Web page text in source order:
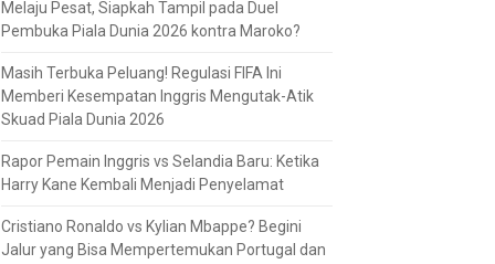
Melaju Pesat, Siapkah Tampil pada Duel
Pembuka Piala Dunia 2026 kontra Maroko?
Masih Terbuka Peluang! Regulasi FIFA Ini
Memberi Kesempatan Inggris Mengutak-Atik
Skuad Piala Dunia 2026
Rapor Pemain Inggris vs Selandia Baru: Ketika
Harry Kane Kembali Menjadi Penyelamat
Cristiano Ronaldo vs Kylian Mbappe? Begini
Jalur yang Bisa Mempertemukan Portugal dan